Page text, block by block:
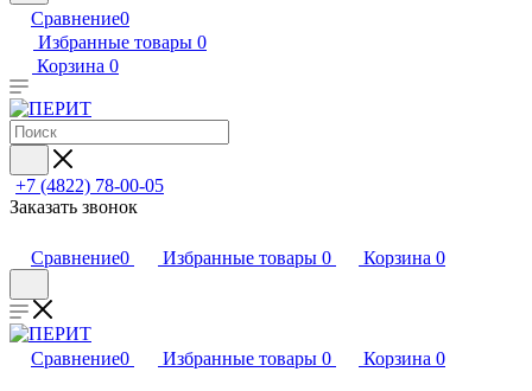
Сравнение0
Избранные товары 0
Корзина 0
+7 (4822) 78-00-05
Заказать звонок
Сравнение0 Избранные товары 0 Корзина 0
Сравнение0 Избранные товары 0 Корзина 0